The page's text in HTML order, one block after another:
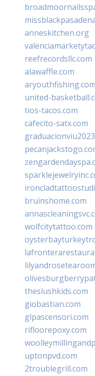
anneskitchen.org
reefrecordsllc.com
alawaffle.com
aryouthfishing.com
united-
tios-tacos.com
cafecito-satx.com
bruinshome.com
wolfcitytattoo.com
theslushkids.com
giobastian.com
glpascensori.com
rifloorepoxy.com
uptonpvd.com
2troublegrill.com